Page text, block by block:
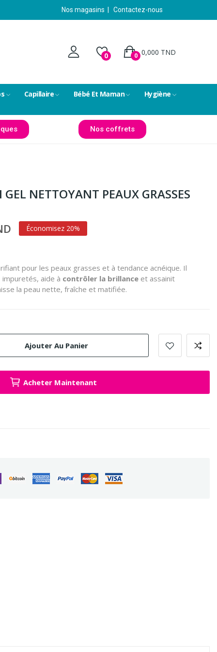
Nos magasins Contactez-nous
0 0,000 TND
0
Capillaire Bébé Et Maman Hygiène
Nos coffrets
NETTOYANT PEAUX GRASSES
Économisez 20%
pour les peaux grasses et à tendance acnéique. Il
aide à contrôler la brillance et assainit
la peau nette, fraîche et matifiée.
Ajouter Au Panier
Acheter Maintenant